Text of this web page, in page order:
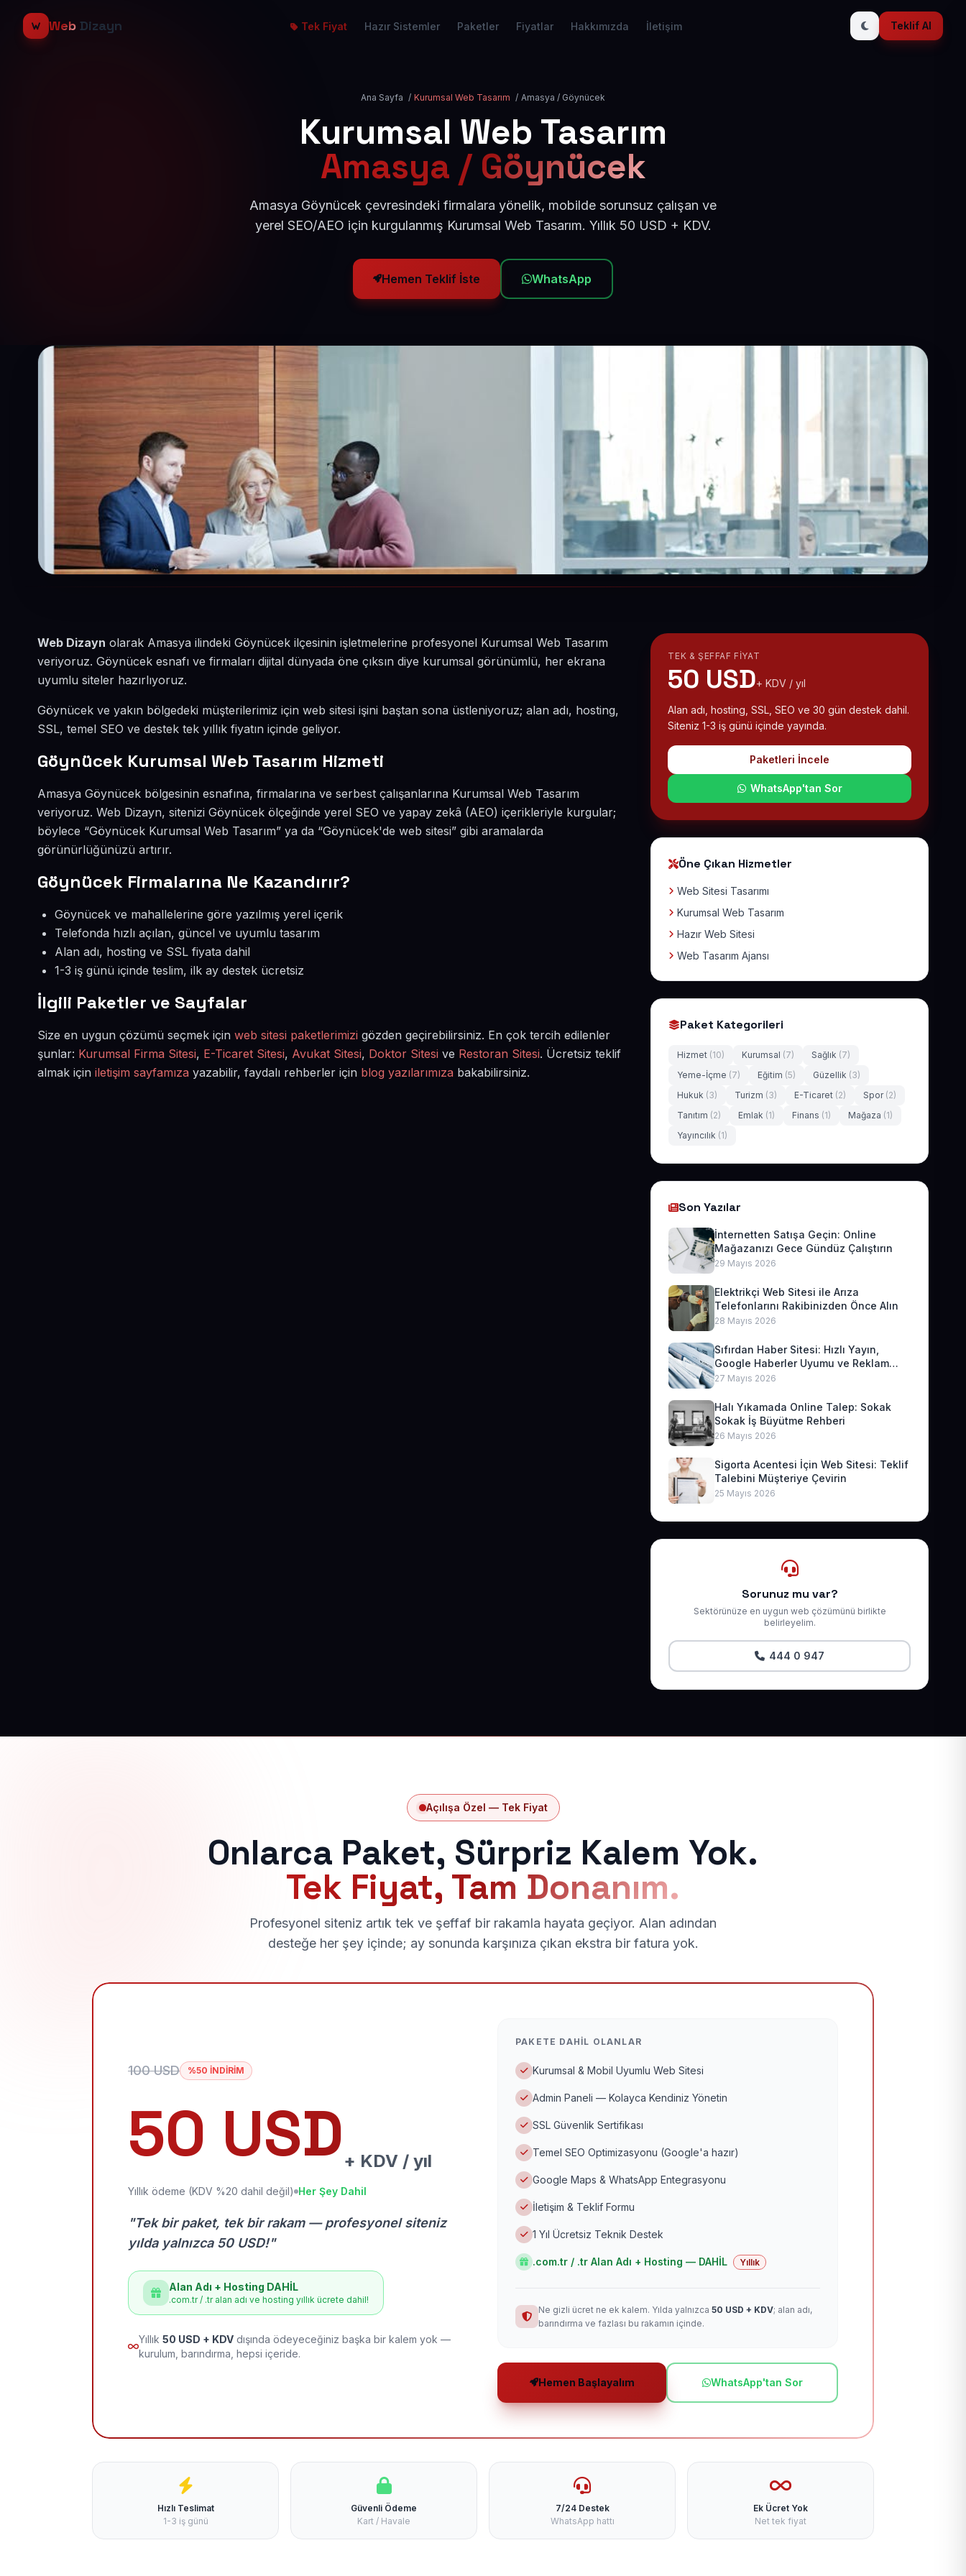
Web Dizayn Tek Fiyat Hazır Sistemler Paketler Fiyatlar Hakkımızda İletişim Teklif Al
Ana Sayfa / Kurumsal Web Tasarım / Amasya / Göynücek
Kurumsal Web Tasarım
Amasya / Göynücek
Amasya Göynücek çevresindeki firmalara yönelik, mobilde sorunsuz çalışan ve
yerel SEO/AEO için kurgulanmış Kurumsal Web Tasarım. Yıllık 50 USD + KDV.
Hemen Teklif İste WhatsApp
Web Dizayn olarak Amasya ilindeki Göynücek ilçesinin işletmelerine profesyonel Kurumsal Web Tasarım
veriyoruz. Göynücek esnafı ve firmaları dijital dünyada öne çıksın diye kurumsal görünümlü, her ekrana
uyumlu siteler hazırlıyoruz.
Göynücek ve yakın bölgedeki müşterilerimiz için web sitesi işini baştan sona üstleniyoruz; alan adı, hosting,
SSL, temel SEO ve destek tek yıllık fiyatın içinde geliyor.
Göynücek Kurumsal Web Tasarım Hizmeti
Amasya Göynücek bölgesinin esnafına, firmalarına ve serbest çalışanlarına Kurumsal Web Tasarım
veriyoruz. Web Dizayn, sitenizi Göynücek ölçeğinde yerel SEO ve yapay zekâ (AEO) içerikleriyle kurgular;
böylece “Göynücek Kurumsal Web Tasarım” ya da “Göynücek'de web sitesi” gibi aramalarda
görünürlüğünüzü artırır.
Göynücek Firmalarına Ne Kazandırır?
Göynücek ve mahallelerine göre yazılmış yerel içerik
Telefonda hızlı açılan, güncel ve uyumlu tasarım
Alan adı, hosting ve SSL fiyata dahil
1-3 iş günü içinde teslim, ilk ay destek ücretsiz
İlgili Paketler ve Sayfalar
Size en uygun çözümü seçmek için web sitesi paketlerimizi gözden geçirebilirsiniz. En çok tercih edilenler
şunlar: Kurumsal Firma Sitesi, E-Ticaret Sitesi, Avukat Sitesi, Doktor Sitesi ve Restoran Sitesi. Ücretsiz teklif
almak için iletişim sayfamıza yazabilir, faydalı rehberler için blog yazılarımıza bakabilirsiniz.
TEK & ŞEFFAF FIYAT
50 USD+ KDV / yıl
Alan adı, hosting, SSL, SEO ve 30 gün destek dahil.
Siteniz 1-3 iş günü içinde yayında.
Paketleri İncele
WhatsApp'tan Sor
Öne Çıkan Hizmetler
Web Sitesi Tasarımı
Kurumsal Web Tasarım
Hazır Web Sitesi
Web Tasarım Ajansı
Paket Kategorileri
Hizmet (10) Kurumsal (7) Sağlık (7)
Yeme-İçme (7) Eğitim (5) Güzellik (3)
Hukuk (3) Turizm (3) E-Ticaret (2) Spor (2)
Tanıtım (2) Emlak (1) Finans (1) Mağaza (1)
Yayıncılık (1)
Son Yazılar
İnternetten Satışa Geçin: Online
Mağazanızı Gece Gündüz Çalıştırın
29 Mayıs 2026
Elektrikçi Web Sitesi ile Arıza
Telefonlarını Rakibinizden Önce Alın
28 Mayıs 2026
Sıfırdan Haber Sitesi: Hızlı Yayın,
Google Haberler Uyumu ve Reklam
Geliri
27 Mayıs 2026
Halı Yıkamada Online Talep: Sokak
Sokak İş Büyütme Rehberi
26 Mayıs 2026
Sigorta Acentesi İçin Web Sitesi: Teklif
Talebini Müşteriye Çevirin
25 Mayıs 2026
Sorunuz mu var?
Sektörünüze en uygun web çözümünü birlikte
belirleyelim.
444 0 947
Açılışa Özel — Tek Fiyat
Onlarca Paket, Sürpriz Kalem Yok.
Tek Fiyat, Tam Donanım.
Profesyonel siteniz artık tek ve şeffaf bir rakamla hayata geçiyor. Alan adından
desteğe her şey içinde; ay sonunda karşınıza çıkan ekstra bir fatura yok.
100 USD %50 İNDİRİM
50 USD + KDV / yıl
Yıllık ödeme (KDV %20 dahil değil) Her Şey Dahil
"Tek bir paket, tek bir rakam — profesyonel siteniz
yılda yalnızca 50 USD!"
Alan Adı + Hosting DAHİL
.com.tr / .tr alan adı ve hosting yıllık ücrete dahil!
Yıllık 50 USD + KDV dışında ödeyeceğiniz başka bir kalem yok —
kurulum, barındırma, hepsi içeride.
PAKETE DAHIL OLANLAR
Kurumsal & Mobil Uyumlu Web Sitesi
Admin Paneli — Kolayca Kendiniz Yönetin
SSL Güvenlik Sertifikası
Temel SEO Optimizasyonu (Google'a hazır)
Google Maps & WhatsApp Entegrasyonu
İletişim & Teklif Formu
1 Yıl Ücretsiz Teknik Destek
.com.tr / .tr Alan Adı + Hosting — DAHİL Yıllık
Ne gizli ücret ne ek kalem. Yılda yalnızca 50 USD + KDV; alan adı,
barındırma ve fazlası bu rakamın içinde.
Hemen Başlayalım WhatsApp'tan Sor
Hızlı Teslimat
1-3 iş günü
Güvenli Ödeme
Kart / Havale
7/24 Destek
WhatsApp hattı
Ek Ücret Yok
Net tek fiyat